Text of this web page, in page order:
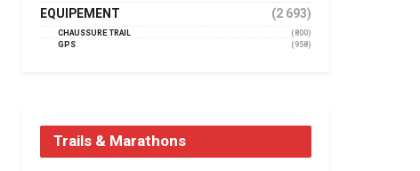
EQUIPEMENT (2 693)
CHAUSSURE TRAIL
(800)
GPS
(958)
Trails & Marathons